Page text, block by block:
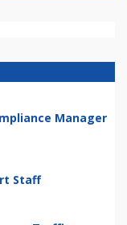
Manager
Staff